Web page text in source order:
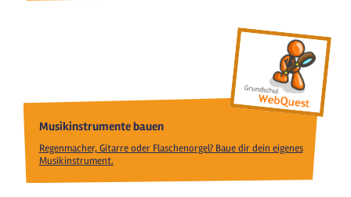
Musikinstrumente bauen
Regenmacher, Gitarre oder Flaschenorgel? Baue dir dein eigenes
Musikinstrument.